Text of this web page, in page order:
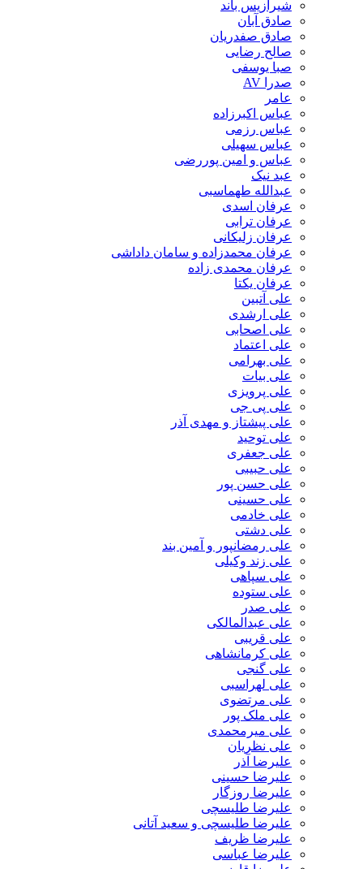
شیرازیس باند
صادق آبان
صادق صفدریان
صالح رضایی
صبا یوسفی
صدرا AV
عامر
عباس اکبرزاده
عباس رزمی
عباس سهیلی
عباس و امین پوررضی
عبد نیک
عبدالله طهماسبی‎
عرفان اسدی
عرفان ترابی
عرفان زلیکانی
عرفان محمدزاده و سامان داداشی
عرفان محمدی زاده
عرفان یکتا
علی آتبین
علی ارشدی
علی اصحابی
علی اعتماد
علی بهرامی
علی بیات
علی پرویزی
علی پی جی
علی پیشتاز و مهدی آذر
علی توحید
علی جعفری
علی حبیبی
علی حسن پور
علی حسینی
علی خادمی
علی دشتی
علی رمضانپور و آمین بند
علی زند وکیلی
علی سپاهی
علی ستوده
علی صدر
علی عبدالمالکی
علی قریبی
علی کرمانشاهی
علی گنجی
علی لهراسبی
علی مرتضوی
علی ملک پور
علی میرمحمدی
علی نظریان
علیرضا آذر
علیرضا حسینی
علیرضا روزگار
علیرضا طلیسچی
علیرضا طلیسچی و سعید آتانی
علیرضا ظریف
علیرضا عباسی